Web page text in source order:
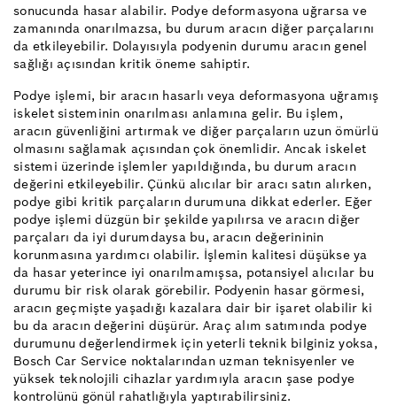
sonucunda hasar alabilir. Podye deformasyona uğrarsa ve
zamanında onarılmazsa, bu durum aracın diğer parçalarını
da etkileyebilir. Dolayısıyla podyenin durumu aracın genel
sağlığı açısından kritik öneme sahiptir.
Podye işlemi, bir aracın hasarlı veya deformasyona uğramış
iskelet sisteminin onarılması anlamına gelir. Bu işlem,
aracın güvenliğini artırmak ve diğer parçaların uzun ömürlü
olmasını sağlamak açısından çok önemlidir. Ancak iskelet
sistemi üzerinde işlemler yapıldığında, bu durum aracın
değerini etkileyebilir. Çünkü alıcılar bir aracı satın alırken,
podye gibi kritik parçaların durumuna dikkat ederler. Eğer
podye işlemi düzgün bir şekilde yapılırsa ve aracın diğer
parçaları da iyi durumdaysa bu, aracın değerininin
korunmasına yardımcı olabilir. İşlemin kalitesi düşükse ya
da hasar yeterince iyi onarılmamışsa, potansiyel alıcılar bu
durumu bir risk olarak görebilir. Podyenin hasar görmesi,
aracın geçmişte yaşadığı kazalara dair bir işaret olabilir ki
bu da aracın değerini düşürür. Araç alım satımında podye
durumunu değerlendirmek için yeterli teknik bilginiz yoksa,
Bosch Car Service noktalarından uzman teknisyenler ve
yüksek teknolojili cihazlar yardımıyla aracın şase podye
kontrolünü gönül rahatlığıyla yaptırabilirsiniz.